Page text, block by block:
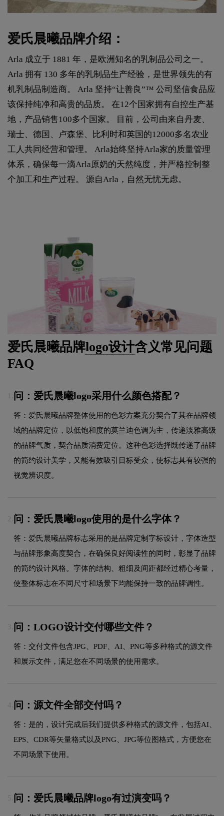
爱氏晨曦品牌介绍：
Arla 成立于 1881 年，是欧洲知名的乳制品公司之一。
Arla 拥有 130 多年的乳制品生产经验，是世界领先的有
机乳制品制造商。 Arla 坚持“让善良”™ 公司坚信食品应
该保持纯净和高贵的品质。 在12个国家拥有自控生产基
地，产品销售100多个国家。 目前，公司由来自丹麦、
瑞士、德国、卢森堡、比利时和英国的12000多名农业
工人共同经营和管理。 Arla始终坚持Arla家的质量管理
体系，确保每一滴Arla原奶的天然纯度，并严格控制整
个加工和生产过程。 源自Arla，自然无忧无虑。
爱氏晨曦品牌logo设计含义常见问题
FAQ
问：爱氏晨曦logo采用什么颜色搭配？
答：爱氏晨曦品牌整体使用的色彩方案充分契合了其在品牌领
域的品牌定位，以低饱和度的莫兰迪色调为主，传递淡雅高级
的品牌气质，契合品质消费定位。这种色彩选择既传递了品牌
的简约设计美学，又能有效吸引目标受众，使标志具有较强的
视觉辨识度。
2. 问：爱氏晨曦logo使用的是什么字体？
答：爱氏晨曦品牌标志采用的是品牌定制字标设计，字体造型
与品牌形象高度契合，在确保良好阅读性的同时，彰显了品牌
的简约设计风格。字体的结构、粗细及间距都经过精心考量，
使整体标志在不同尺寸和场景下均能保持一致的品牌调性。
3. 问：LOGO设计交付哪些文件？
答：交付文件包含JPG、PDF、AI、PNG等多种格式的源文件
和展示文件，满足您在不同场景的使用需求。
4. 问：源文件全部交付吗？
答：是的，设计完成后我们提供多种格式的源文件，包括AI、
EPS、CDR等矢量格式以及PNG、JPG等位图格式，方便您在
不同场景下使用。
5. 问：爱氏晨曦品牌logo有过演变吗？